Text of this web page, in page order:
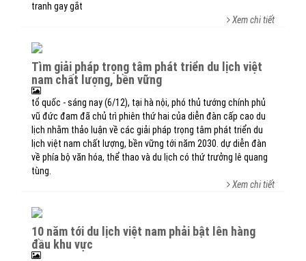
tranh gay gắt
Xem chi tiết
tìm giải pháp trọng tâm phát triển du lịch việt
nam chất lượng, bền vững
tổ quốc - sáng nay (6/12), tại hà nội, phó thủ tướng chính phủ
vũ đức đam đã chủ trì phiên thứ hai của diễn đàn cấp cao du
lịch nhằm thảo luận về các giải pháp trọng tâm phát triển du
lịch việt nam chất lượng, bền vững tới năm 2030. dự diễn đàn
về phía bộ văn hóa, thể thao và du lịch có thứ trưởng lê quang
tùng.
Xem chi tiết
10 năm tới du lịch việt nam phải bật lên hàng
đầu khu vực